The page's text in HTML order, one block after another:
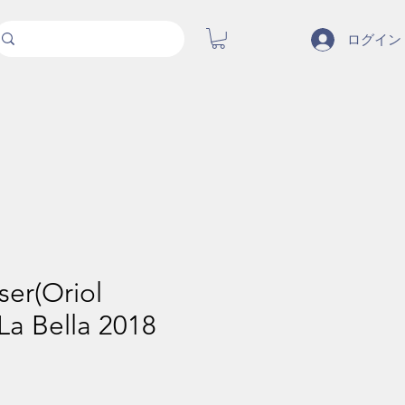
ログイン
Bella 2018